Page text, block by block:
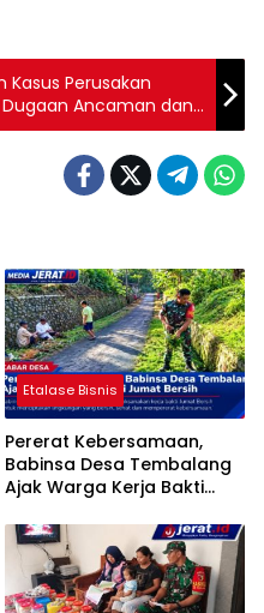
Kasus Perusakan
Dugaan Ancaman dan
Etalase Bisnis
Pererat Kebersamaan,
Babinsa Desa Tembalang
Ajak Warga Kerja Bakti